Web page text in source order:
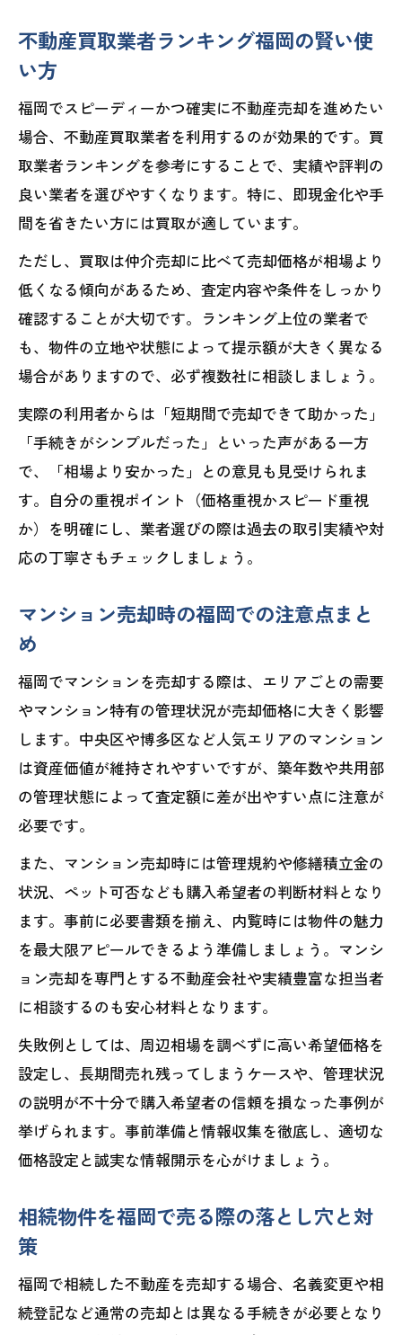
不動産買取業者ランキング福岡の賢い使
い方
福岡でスピーディーかつ確実に不動産売却を進めたい
場合、不動産買取業者を利用するのが効果的です。買
取業者ランキングを参考にすることで、実績や評判の
良い業者を選びやすくなります。特に、即現金化や手
間を省きたい方には買取が適しています。
ただし、買取は仲介売却に比べて売却価格が相場より
低くなる傾向があるため、査定内容や条件をしっかり
確認することが大切です。ランキング上位の業者で
も、物件の立地や状態によって提示額が大きく異なる
場合がありますので、必ず複数社に相談しましょう。
実際の利用者からは「短期間で売却できて助かった」
「手続きがシンプルだった」といった声がある一方
で、「相場より安かった」との意見も見受けられま
す。自分の重視ポイント（価格重視かスピード重視
か）を明確にし、業者選びの際は過去の取引実績や対
応の丁寧さもチェックしましょう。
マンション売却時の福岡での注意点まと
め
福岡でマンションを売却する際は、エリアごとの需要
やマンション特有の管理状況が売却価格に大きく影響
します。中央区や博多区など人気エリアのマンション
は資産価値が維持されやすいですが、築年数や共用部
の管理状態によって査定額に差が出やすい点に注意が
必要です。
また、マンション売却時には管理規約や修繕積立金の
状況、ペット可否なども購入希望者の判断材料となり
ます。事前に必要書類を揃え、内覧時には物件の魅力
を最大限アピールできるよう準備しましょう。マンシ
ョン売却を専門とする不動産会社や実績豊富な担当者
に相談するのも安心材料となります。
失敗例としては、周辺相場を調べずに高い希望価格を
設定し、長期間売れ残ってしまうケースや、管理状況
の説明が不十分で購入希望者の信頼を損なった事例が
挙げられます。事前準備と情報収集を徹底し、適切な
価格設定と誠実な情報開示を心がけましょう。
相続物件を福岡で売る際の落とし穴と対
策
福岡で相続した不動産を売却する場合、名義変更や相
続登記など通常の売却とは異なる手続きが必要となり